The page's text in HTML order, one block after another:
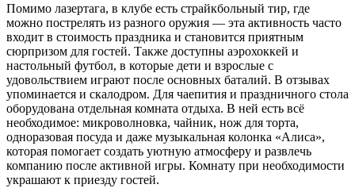
Помимо лазертага, в клубе есть страйкбольный тир, где
можно пострелять из разного оружия — эта активность часто
входит в стоимость праздника и становится приятным
сюрпризом для гостей. Также доступны аэрохоккей и
настольный футбол, в которые дети и взрослые с
удовольствием играют после основных баталий. В отзывах
упоминается и скалодром. Для чаепития и праздничного стола
оборудована отдельная комната отдыха. В ней есть всё
необходимое: микроволновка, чайник, нож для торта,
одноразовая посуда и даже музыкальная колонка «Алиса»,
которая помогает создать уютную атмосферу и развлечь
компанию после активной игры. Комнату при необходимости
украшают к приезду гостей.